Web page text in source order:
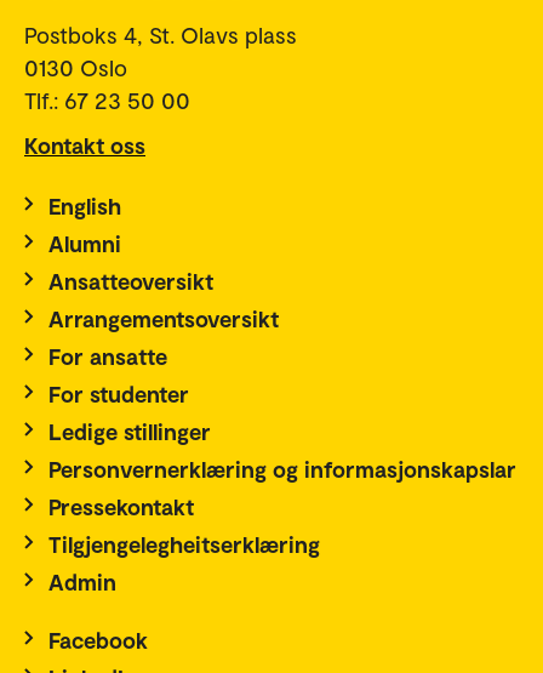
Postboks 4, St. Olavs plass
0130 Oslo
Tlf.: 67 23 50 00
Kontakt oss
English
Alumni
Ansatteoversikt
Arrangementsoversikt
For ansatte
For studenter
Ledige stillinger
Personvernerklæring og informasjonskapslar
Pressekontakt
Tilgjengelegheitserklæring
Admin
Facebook